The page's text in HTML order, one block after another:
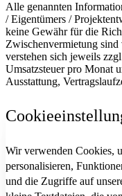
Alle genannten
/ Eigentümers /
keine Gewähr für die
Zwischenvermietung
verstehen sich jeweils
Umsatzsteuer pro Monat
Ausstattung,
Wir verwenden Cookies,
personalisieren,
und die Zugriffe auf